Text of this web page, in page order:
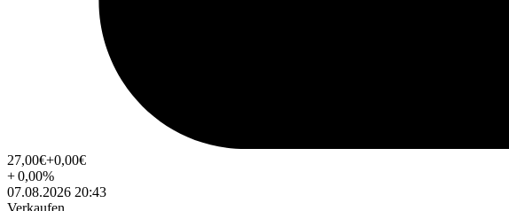
27,00€+0,00€
+0,00%
07.08.2026 20:43
Verkaufen